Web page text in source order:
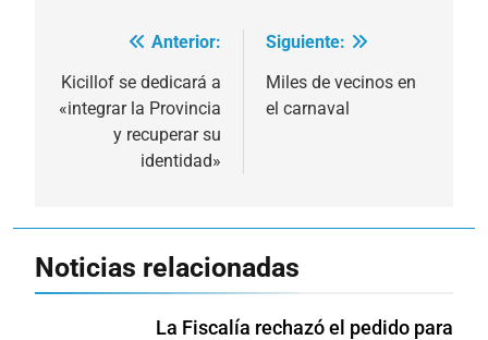
Navegación
de
entradas
Anterior:
Kicillof se dedicará a
«integrar la Provincia
y recuperar su
identidad»
Siguiente:
Miles de vecinos en
el carnaval
Noticias relacionadas
La Fiscalía rechazó el pedido para